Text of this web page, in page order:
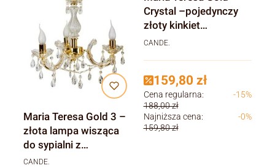
Maria Teresa Gold 3 –
złota lampa wisząca
do sypialni z
kryształami
CANDE.
Crystal –pojedynczy
złoty kinkiet
kryształowy glamour
CANDE.
159,80 zł
Cena regularna:
188,00 zł
-15%
Najniższa cena:
159,80 zł
-0%